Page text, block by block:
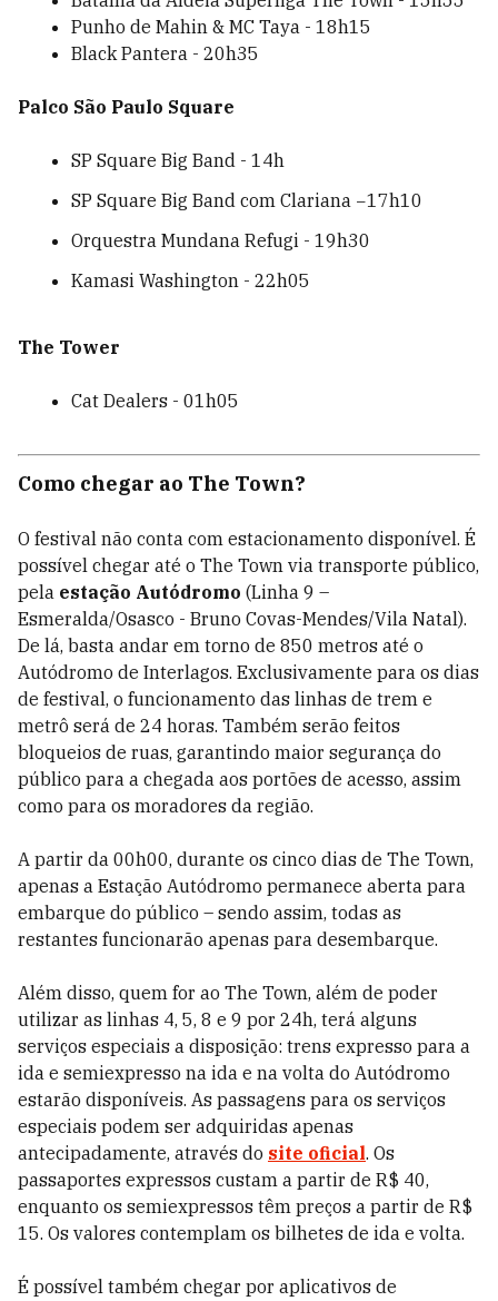
Punho de Mahin & MC Taya - 18h15
Black Pantera - 20h35
Palco São Paulo Square
SP Square Big Band - 14h
SP Square Big Band com Clariana −17h10
Orquestra Mundana Refugi - 19h30
Kamasi Washington - 22h05
The Tower
Cat Dealers - 01h05
Como chegar ao The Town?
O festival não conta com estacionamento disponível. É
possível chegar até o The Town via transporte público,
pela estação Autódromo (Linha 9 –
Esmeralda/Osasco - Bruno Covas-Mendes/Vila Natal).
De lá, basta andar em torno de 850 metros até o
Autódromo de Interlagos. Exclusivamente para os dias
de festival, o funcionamento das linhas de trem e
metrô será de 24 horas. Também serão feitos
bloqueios de ruas, garantindo maior segurança do
público para a chegada aos portões de acesso, assim
como para os moradores da região.
A partir da 00h00, durante os cinco dias de The Town,
apenas a Estação Autódromo permanece aberta para
embarque do público – sendo assim, todas as
restantes funcionarão apenas para desembarque.
Além disso, quem for ao The Town, além de poder
utilizar as linhas 4, 5, 8 e 9 por 24h, terá alguns
serviços especiais a disposição: trens expresso para a
ida e semiexpresso na ida e na volta do Autódromo
estarão disponíveis. As passagens para os serviços
especiais podem ser adquiridas apenas
antecipadamente, através do site oficial. Os
passaportes expressos custam a partir de R$ 40,
enquanto os semiexpressos têm preços a partir de R$
15. Os valores contemplam os bilhetes de ida e volta.
É possível também chegar por aplicativos de